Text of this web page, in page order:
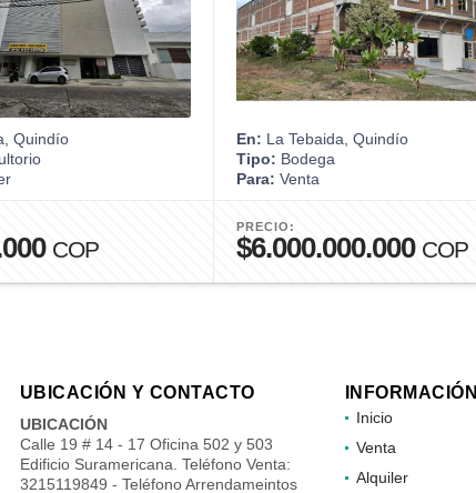
Quindío
COP
En: La Tebaida, Quindío
Tipo: Bodega
Para: Venta
PRECIO:
$6.000.000.000 COP
UBICACIÓN Y CONTACTO
UBICACIÓN
Calle 19 # 14 - 17 Oficina 502 y 503
Edificio Suramericana. Teléfono Venta:
3215119849 - Teléfono Arrendameintos
INFORMACIÓN
Inicio
Venta
Alquiler